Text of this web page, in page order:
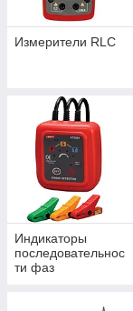
Измерители RLC
Индикаторы
последовательнос
ти фаз